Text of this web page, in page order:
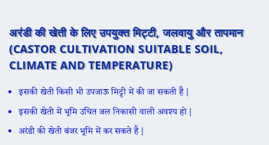
अरंडी की खेती के लिए उपयुक्त मिट्टी, जलवायु और तापमान
(CASTOR CULTIVATION SUITABLE SOIL,
CLIMATE AND TEMPERATURE)
इसकी खेती किसी भी उपजाऊ मिट्टी में की जा सकती है |
इसकी खेती में भूमि उचित जल निकासी वाली अवश्य हो |
अरंडी की खेती बंजर भूमि में कर सकते है |